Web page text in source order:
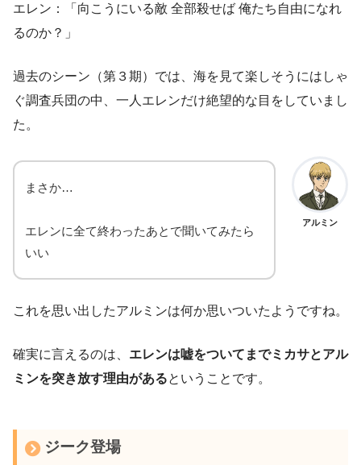
エレン：「向こうにいる敵 全部殺せば 俺たち自由になれ
るのか？」
過去のシーン（第３期）では、海を見て楽しそうにはしゃ
ぐ調査兵団の中、一人エレンだけ絶望的な目をしていまし
た。
アルミン
まさか…
エレンに全て終わったあとで聞いてみたら
いい
これを思い出したアルミンは何か思いついたようですね。
確実に言えるのは、 エレンは嘘をついてまでミカサとアル
ミンを突き放す理由があるということです。
ジーク登場